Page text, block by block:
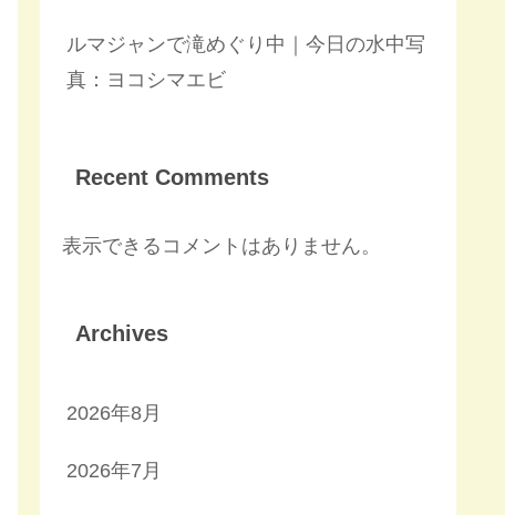
ルマジャンで滝めぐり中｜今日の水中写
真：ヨコシマエビ
Recent Comments
表示できるコメントはありません。
Archives
2026年8月
2026年7月